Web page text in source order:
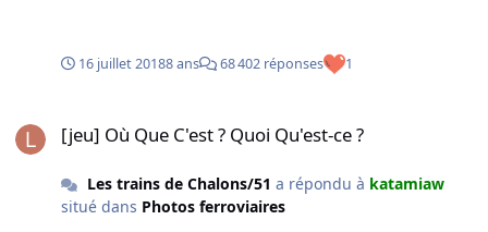
16 juillet 20188 ans 68 402 réponses 1
[jeu] Où Que C'est ? Quoi Qu'est-ce ?
Les trains de Chalons/51 a répondu à katamiaw
situé dans Photos ferroviaires